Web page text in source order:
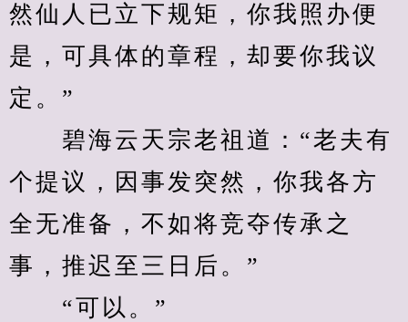
然仙人已立下规矩，你我照办便
是，可具体的章程，却要你我议
定。”
碧海云天宗老祖道：“老夫有
个提议，因事发突然，你我各方
全无准备，不如将竞夺传承之
事，推迟至三日后。”
“可以。”